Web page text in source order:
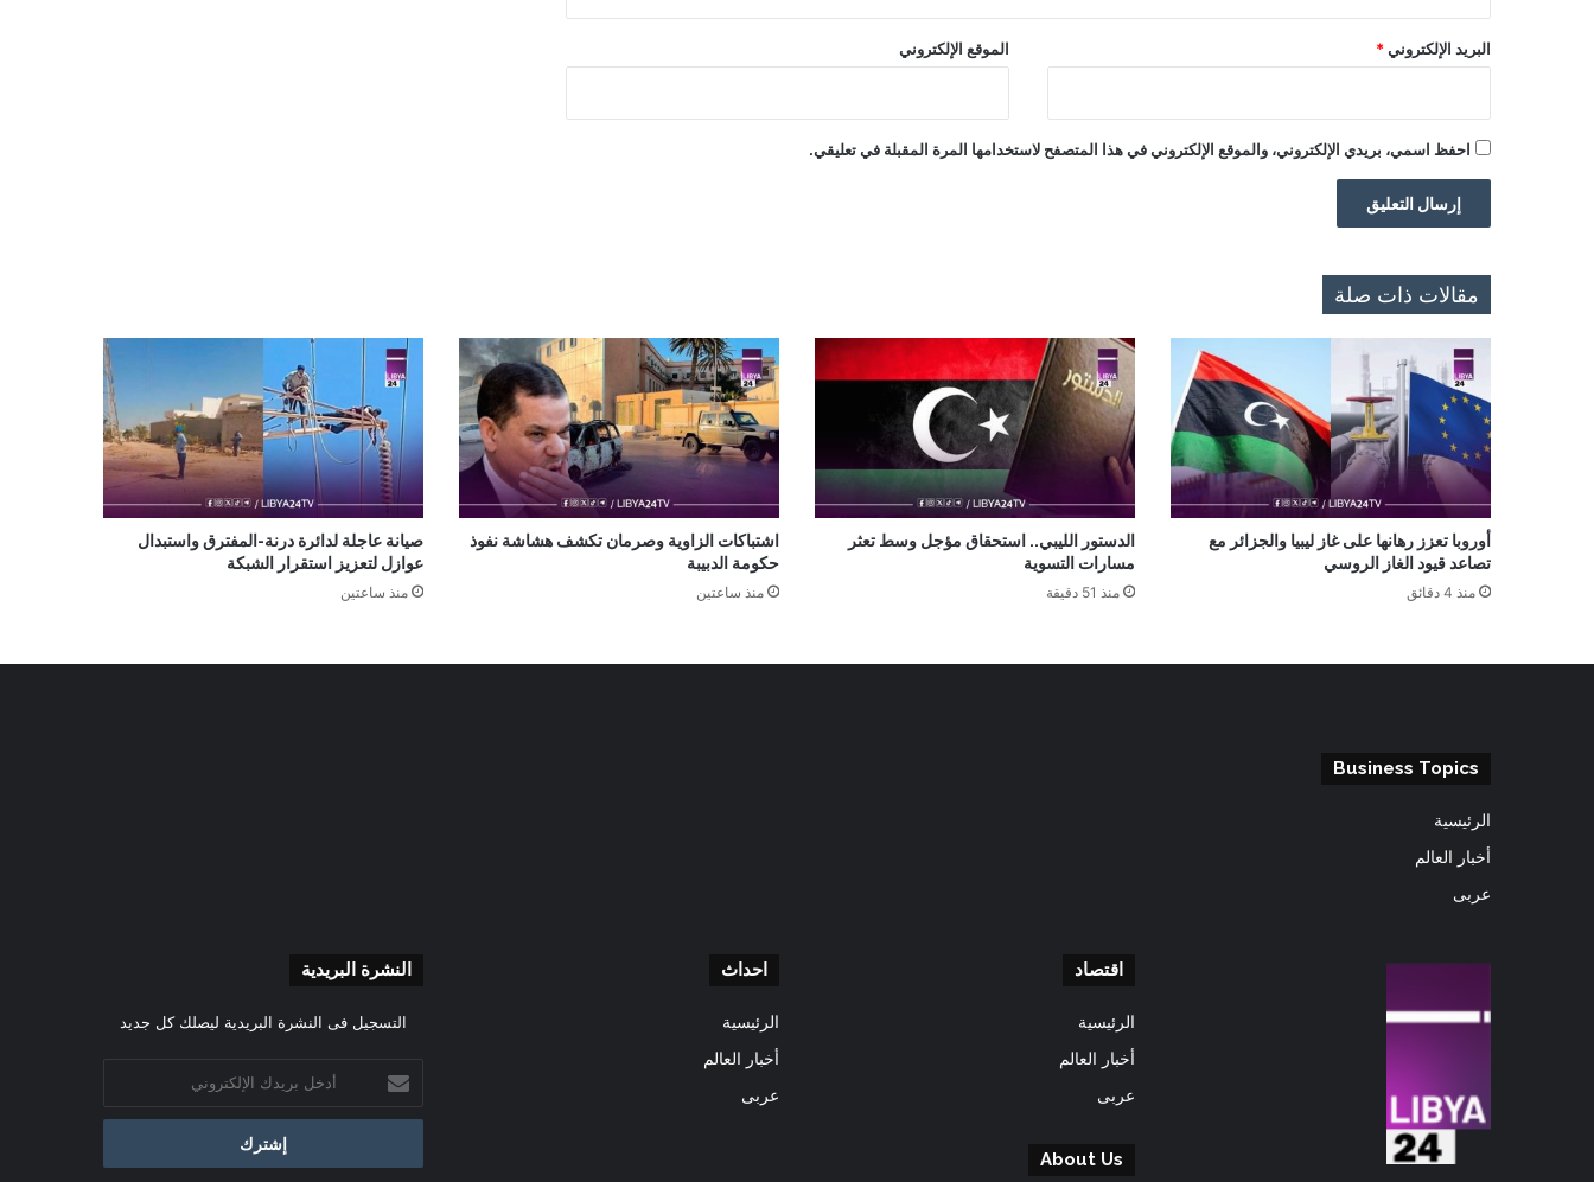
البريد الإلكتروني * الموقع الإلكتروني
احفظ اسمي، بريدي الإلكتروني، والموقع الإلكتروني في هذا المتصفح لاستخدامها المرة المقبلة في تعليقي.
مقالات ذات صلة
أوروبا تعزز رهانها على غاز ليبيا والجزائر مع
تصاعد قيود الغاز الروسي
منذ 4 دقائق
الدستور الليبي.. استحقاق مؤجل وسط تعثر
مسارات التسوية
منذ 51 دقيقة
اشتباكات الزاوية وصرمان تكشف هشاشة نفوذ
حكومة الدبيبة
منذ ساعتين
صيانة عاجلة لدائرة درنة-المفترق واستبدال
عوازل لتعزيز استقرار الشبكة
منذ ساعتين
Business Topics
الرئيسية
أخبار العالم
عربى
اقتصاد
الرئيسية
أخبار العالم
عربى
About Us
احداث
الرئيسية
أخبار العالم
عربى
النشرة البريدية
التسجيل فى النشرة البريدية ليصلك كل جديد
بريدك
الإلكتروني